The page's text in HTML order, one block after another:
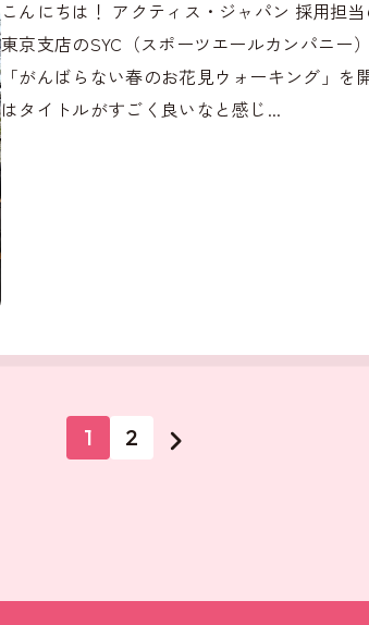
こんにちは！ アクティス・ジャパン 採用担
東京支店のSYC（スポーツエールカンパニー
「がんばらない春のお花見ウォーキング」
はタイトルがすごく良いなと感じ...
1 2